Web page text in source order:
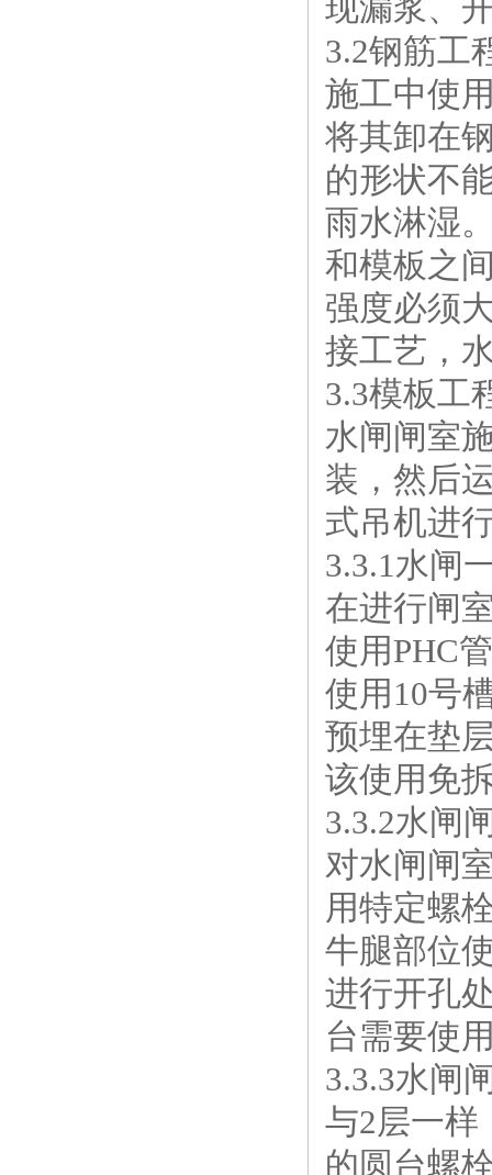
现漏浆、
3.2钢筋工
施工中使
将其卸在
的形状不
雨水淋湿
和模板之
强度必须
接工艺，
3.3模板工
水闸闸室
装，然后
式吊机进
3.3.1水闸
在进行闸
使用PHC
使用10号
预埋在垫
该使用免
3.3.2水闸
对水闸闸
用特定螺
牛腿部位
进行开孔
台需要使
3.3.3水闸
与2层一样
的圆台螺